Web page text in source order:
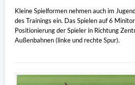
Kleine Spielformen nehmen auch im
des Trainings ein. Das Spielen auf 6
Positionierung der Spieler in Richtung
Außenbahnen (linke und rechte Spur).